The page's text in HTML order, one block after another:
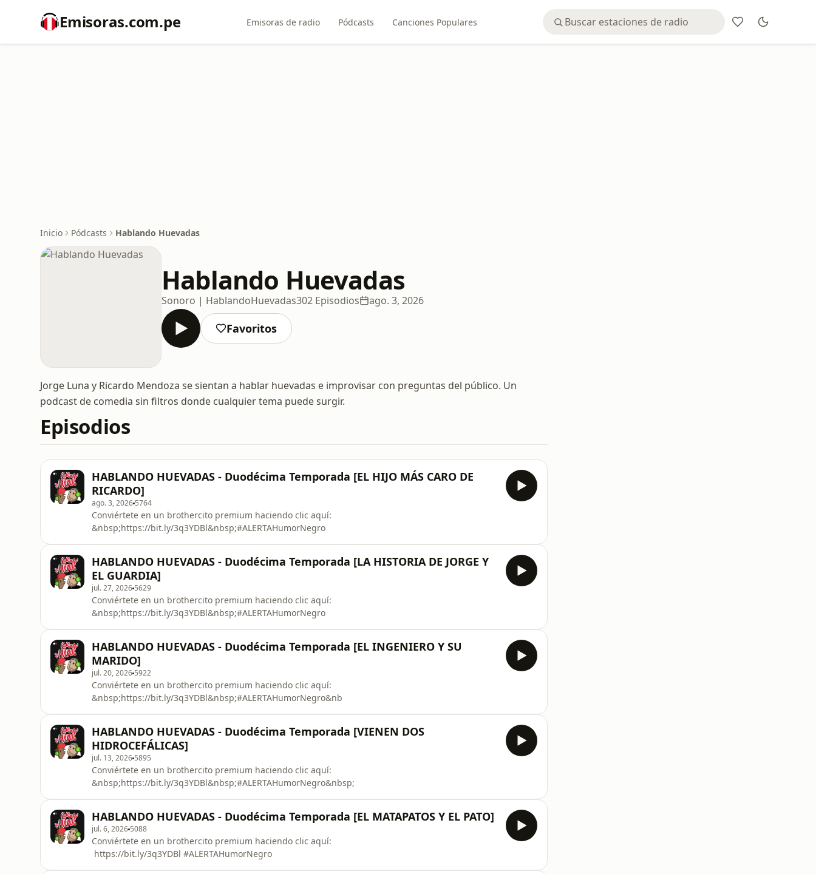
Emisoras.com.pe Emisoras de radio Pódcasts Canciones Populares
Inicio Pódcasts Hablando Huevadas
Hablando Huevadas
Sonoro | HablandoHuevadas302 Episodios ago. 3, 2026
Favoritos
Jorge Luna y Ricardo Mendoza se sientan a hablar huevadas e improvisar con preguntas del público. Un
podcast de comedia sin filtros donde cualquier tema puede surgir.
Episodios
HABLANDO HUEVADAS - Duodécima Temporada [EL HIJO MÁS CARO DE
RICARDO]
ago. 3, 2026 5764
Conviértete en un brothercito premium haciendo clic aquí:
&nbsp;⁠⁠⁠⁠⁠⁠⁠⁠⁠⁠⁠⁠⁠⁠⁠⁠⁠⁠⁠⁠⁠⁠⁠⁠⁠⁠⁠⁠⁠⁠⁠⁠⁠⁠⁠⁠⁠⁠⁠⁠⁠⁠⁠⁠⁠⁠⁠⁠⁠⁠⁠⁠⁠⁠⁠⁠⁠⁠⁠⁠⁠⁠⁠⁠⁠⁠⁠⁠⁠⁠⁠⁠⁠⁠https://bit.ly/3q3YDBl⁠⁠⁠⁠⁠⁠⁠⁠⁠⁠⁠⁠⁠⁠⁠⁠⁠⁠⁠⁠⁠⁠⁠⁠⁠⁠⁠⁠⁠⁠⁠⁠⁠⁠⁠⁠⁠⁠⁠⁠⁠⁠⁠⁠⁠⁠⁠⁠⁠⁠⁠⁠⁠⁠⁠⁠⁠⁠⁠⁠⁠⁠⁠⁠⁠⁠⁠⁠⁠⁠⁠⁠⁠⁠&nbsp;⁠⁠⁠⁠⁠⁠⁠⁠⁠⁠⁠⁠⁠⁠⁠⁠⁠⁠⁠⁠⁠⁠⁠⁠⁠⁠⁠⁠⁠⁠⁠⁠⁠⁠⁠⁠⁠⁠⁠⁠⁠⁠⁠⁠⁠⁠⁠⁠⁠⁠⁠⁠⁠⁠⁠⁠⁠⁠⁠⁠⁠⁠⁠⁠⁠⁠⁠⁠⁠⁠⁠⁠⁠⁠#ALERTAHumorNegro⁠⁠⁠⁠⁠⁠⁠⁠⁠⁠⁠⁠⁠⁠⁠⁠⁠⁠⁠⁠⁠⁠⁠⁠⁠⁠⁠⁠⁠⁠⁠⁠⁠⁠⁠⁠⁠⁠⁠⁠⁠⁠⁠⁠⁠⁠⁠⁠⁠⁠⁠⁠⁠⁠⁠⁠⁠⁠⁠⁠⁠⁠⁠⁠⁠⁠⁠⁠⁠
HABLANDO HUEVADAS - Duodécima Temporada [LA HISTORIA DE JORGE Y
EL GUARDIA]
jul. 27, 2026 5629
Conviértete en un brothercito premium haciendo clic aquí:
&nbsp;⁠⁠⁠⁠⁠⁠⁠⁠⁠⁠⁠⁠⁠⁠⁠⁠⁠⁠⁠⁠⁠⁠⁠⁠⁠⁠⁠⁠⁠⁠⁠⁠⁠⁠⁠⁠⁠⁠⁠⁠⁠⁠⁠⁠⁠⁠⁠⁠⁠⁠⁠⁠⁠⁠⁠⁠⁠⁠⁠⁠⁠⁠⁠⁠⁠⁠⁠⁠⁠⁠⁠⁠⁠https://bit.ly/3q3YDBl⁠⁠⁠⁠⁠⁠⁠⁠⁠⁠⁠⁠⁠⁠⁠⁠⁠⁠⁠⁠⁠⁠⁠⁠⁠⁠⁠⁠⁠⁠⁠⁠⁠⁠⁠⁠⁠⁠⁠⁠⁠⁠⁠⁠⁠⁠⁠⁠⁠⁠⁠⁠⁠⁠⁠⁠⁠⁠⁠⁠⁠⁠⁠⁠⁠⁠⁠⁠⁠⁠⁠⁠⁠&nbsp;⁠⁠⁠⁠⁠⁠⁠⁠⁠⁠⁠⁠⁠⁠⁠⁠⁠⁠⁠⁠⁠⁠⁠⁠⁠⁠⁠⁠⁠⁠⁠⁠⁠⁠⁠⁠⁠⁠⁠⁠⁠⁠⁠⁠⁠⁠⁠⁠⁠⁠⁠⁠⁠⁠⁠⁠⁠⁠⁠⁠⁠⁠⁠⁠⁠⁠⁠⁠⁠⁠⁠⁠⁠#ALERTAHumorNegro⁠⁠⁠⁠⁠⁠⁠⁠⁠⁠⁠⁠⁠⁠⁠⁠⁠⁠⁠⁠⁠⁠⁠⁠⁠⁠⁠⁠⁠⁠⁠⁠⁠⁠⁠⁠⁠⁠⁠⁠⁠⁠⁠⁠⁠⁠⁠⁠⁠⁠⁠⁠⁠⁠⁠⁠⁠⁠⁠⁠⁠⁠⁠⁠⁠⁠⁠⁠⁠⁠⁠⁠
HABLANDO HUEVADAS - Duodécima Temporada [EL INGENIERO Y SU
MARIDO]
jul. 20, 2026 5922
Conviértete en un brothercito premium haciendo clic aquí:
&nbsp;⁠⁠⁠⁠⁠⁠⁠⁠⁠⁠⁠⁠⁠⁠⁠⁠⁠⁠⁠⁠⁠⁠⁠⁠⁠⁠⁠⁠⁠⁠⁠⁠⁠⁠⁠⁠⁠⁠⁠⁠⁠⁠⁠⁠⁠⁠⁠⁠⁠⁠⁠⁠⁠⁠⁠⁠⁠⁠⁠⁠⁠⁠⁠⁠⁠⁠⁠⁠⁠⁠⁠⁠https://bit.ly/3q3YDBl⁠⁠⁠⁠⁠⁠⁠⁠⁠⁠⁠⁠⁠⁠⁠⁠⁠⁠⁠⁠⁠⁠⁠⁠⁠⁠⁠⁠⁠⁠⁠⁠⁠⁠⁠⁠⁠⁠⁠⁠⁠⁠⁠⁠⁠⁠⁠⁠⁠⁠⁠⁠⁠⁠⁠⁠⁠⁠⁠⁠⁠⁠⁠⁠⁠⁠⁠⁠⁠⁠⁠⁠&nbsp;⁠⁠⁠⁠⁠⁠⁠⁠⁠⁠⁠⁠⁠⁠⁠⁠⁠⁠⁠⁠⁠⁠⁠⁠⁠⁠⁠⁠⁠⁠⁠⁠⁠⁠⁠⁠⁠⁠⁠⁠⁠⁠⁠⁠⁠⁠⁠⁠⁠⁠⁠⁠⁠⁠⁠⁠⁠⁠⁠⁠⁠⁠⁠⁠⁠⁠⁠⁠⁠⁠⁠⁠#ALERTAHumorNegro⁠⁠⁠⁠⁠⁠⁠⁠⁠⁠⁠⁠⁠⁠⁠⁠⁠⁠⁠⁠⁠⁠⁠⁠⁠⁠⁠⁠⁠⁠⁠⁠⁠⁠⁠⁠⁠⁠⁠⁠⁠⁠⁠⁠⁠⁠⁠⁠⁠⁠⁠⁠⁠⁠⁠⁠⁠⁠⁠⁠⁠⁠⁠⁠⁠⁠⁠⁠⁠⁠⁠⁠&nb
HABLANDO HUEVADAS - Duodécima Temporada [VIENEN DOS
HIDROCEFÁLICAS]
jul. 13, 2026 5895
Conviértete en un brothercito premium haciendo clic aquí:
&nbsp;⁠⁠⁠⁠⁠⁠⁠⁠⁠⁠⁠⁠⁠⁠⁠⁠⁠⁠⁠⁠⁠⁠⁠⁠⁠⁠⁠⁠⁠⁠⁠⁠⁠⁠⁠⁠⁠⁠⁠⁠⁠⁠⁠⁠⁠⁠⁠⁠⁠⁠⁠⁠⁠⁠⁠⁠⁠⁠⁠⁠⁠⁠⁠⁠⁠⁠⁠⁠⁠⁠⁠https://bit.ly/3q3YDBl⁠⁠⁠⁠⁠⁠⁠⁠⁠⁠⁠⁠⁠⁠⁠⁠⁠⁠⁠⁠⁠⁠⁠⁠⁠⁠⁠⁠⁠⁠⁠⁠⁠⁠⁠⁠⁠⁠⁠⁠⁠⁠⁠⁠⁠⁠⁠⁠⁠⁠⁠⁠⁠⁠⁠⁠⁠⁠⁠⁠⁠⁠⁠⁠⁠⁠⁠⁠⁠⁠⁠&nbsp;⁠⁠⁠⁠⁠⁠⁠⁠⁠⁠⁠⁠⁠⁠⁠⁠⁠⁠⁠⁠⁠⁠⁠⁠⁠⁠⁠⁠⁠⁠⁠⁠⁠⁠⁠⁠⁠⁠⁠⁠⁠⁠⁠⁠⁠⁠⁠⁠⁠⁠⁠⁠⁠⁠⁠⁠⁠⁠⁠⁠⁠⁠⁠⁠⁠⁠⁠⁠⁠⁠⁠#ALERTAHumorNegro⁠⁠⁠⁠⁠⁠⁠⁠⁠⁠⁠⁠⁠⁠⁠⁠⁠⁠⁠⁠⁠⁠⁠⁠⁠⁠⁠⁠⁠⁠⁠⁠⁠⁠⁠⁠⁠⁠⁠⁠⁠⁠⁠⁠⁠⁠⁠⁠⁠⁠⁠⁠⁠⁠⁠⁠⁠⁠⁠⁠⁠⁠⁠⁠⁠⁠⁠⁠⁠⁠⁠&nbsp;⁠
HABLANDO HUEVADAS - Duodécima Temporada [EL MATAPATOS Y EL PATO]
jul. 6, 2026 5088
Conviértete en un brothercito premium haciendo clic aquí:
⁠⁠⁠⁠⁠⁠⁠⁠⁠⁠⁠⁠⁠⁠⁠⁠⁠⁠⁠⁠⁠⁠⁠⁠⁠⁠⁠⁠⁠⁠⁠⁠⁠⁠⁠⁠⁠⁠⁠⁠⁠⁠⁠⁠⁠⁠⁠⁠⁠⁠⁠⁠⁠⁠⁠⁠⁠⁠⁠⁠⁠⁠⁠⁠⁠⁠⁠⁠⁠⁠https://bit.ly/3q3YDBl⁠⁠⁠⁠⁠⁠⁠⁠⁠⁠⁠⁠⁠⁠⁠⁠⁠⁠⁠⁠⁠⁠⁠⁠⁠⁠⁠⁠⁠⁠⁠⁠⁠⁠⁠⁠⁠⁠⁠⁠⁠⁠⁠⁠⁠⁠⁠⁠⁠⁠⁠⁠⁠⁠⁠⁠⁠⁠⁠⁠⁠⁠⁠⁠⁠⁠⁠⁠⁠⁠ ⁠⁠⁠⁠⁠⁠⁠⁠⁠⁠⁠⁠⁠⁠⁠⁠⁠⁠⁠⁠⁠⁠⁠⁠⁠⁠⁠⁠⁠⁠⁠⁠⁠⁠⁠⁠⁠⁠⁠⁠⁠⁠⁠⁠⁠⁠⁠⁠⁠⁠⁠⁠⁠⁠⁠⁠⁠⁠⁠⁠⁠⁠⁠⁠⁠⁠⁠⁠⁠⁠#ALERTAHumorNegro⁠⁠⁠⁠⁠⁠⁠⁠⁠⁠⁠⁠⁠⁠⁠⁠⁠⁠⁠⁠⁠⁠⁠⁠⁠⁠⁠⁠⁠⁠⁠⁠⁠⁠⁠⁠⁠⁠⁠⁠⁠⁠⁠⁠⁠⁠⁠⁠⁠⁠⁠⁠⁠⁠⁠⁠⁠⁠⁠⁠⁠⁠⁠⁠⁠⁠⁠⁠⁠⁠ ⁠⁠⁠⁠⁠⁠⁠⁠⁠⁠⁠⁠⁠⁠⁠⁠⁠⁠⁠⁠